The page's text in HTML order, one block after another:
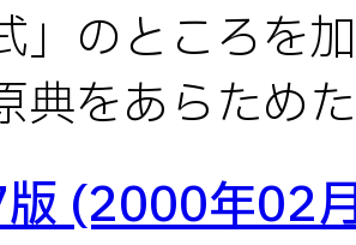
」のところを
典をあらため
(2000年02